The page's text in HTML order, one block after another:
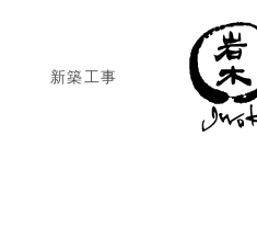
新築工事